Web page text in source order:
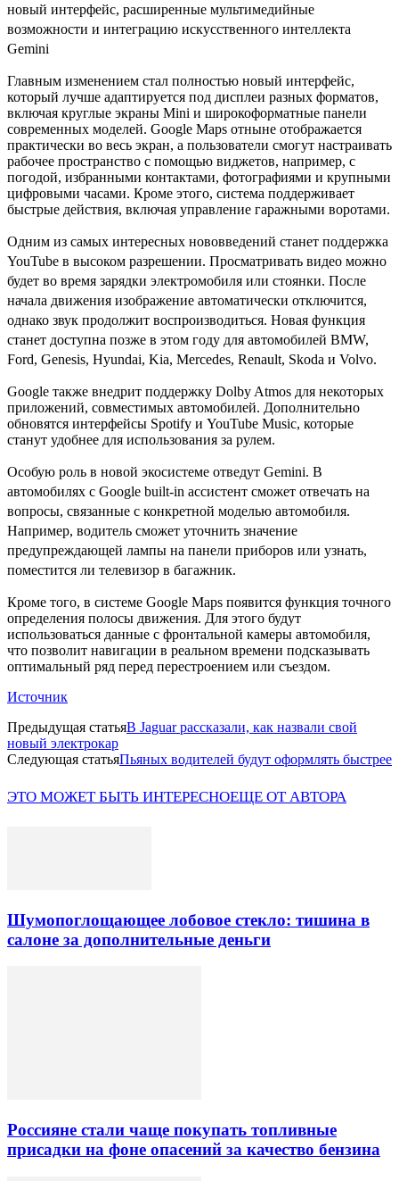
новый интерфейс, расширенные мультимедийные
возможности и интеграцию искусственного интеллекта
Gemini
Главным изменением стал полностью новый интерфейс,
который лучше адаптируется под дисплеи разных форматов,
включая круглые экраны Mini и широкоформатные панели
современных моделей. Google Maps отныне отображается
практически во весь экран, а пользователи смогут настраивать
рабочее пространство с помощью виджетов, например, с
погодой, избранными контактами, фотографиями и крупными
цифровыми часами. Кроме этого, система поддерживает
быстрые действия, включая управление гаражными воротами.
Одним из самых интересных нововведений станет поддержка
YouTube в высоком разрешении. Просматривать видео можно
будет во время зарядки электромобиля или стоянки. После
начала движения изображение автоматически отключится,
однако звук продолжит воспроизводиться. Новая функция
станет доступна позже в этом году для автомобилей BMW,
Ford, Genesis, Hyundai, Kia, Mercedes, Renault, Skoda и Volvo.
Google также внедрит поддержку Dolby Atmos для некоторых
приложений, совместимых автомобилей. Дополнительно
обновятся интерфейсы Spotify и YouTube Music, которые
станут удобнее для использования за рулем.
Особую роль в новой экосистеме отведут Gemini. В
автомобилях с Google built-in ассистент сможет отвечать на
вопросы, связанные с конкретной моделью автомобиля.
Например, водитель сможет уточнить значение
предупреждающей лампы на панели приборов или узнать,
поместится ли телевизор в багажник.
Кроме того, в системе Google Maps появится функция точного
определения полосы движения. Для этого будут
использоваться данные с фронтальной камеры автомобиля,
что позволит навигации в реальном времени подсказывать
оптимальный ряд перед перестроением или съездом.
Источник
Предыдущая статьяВ Jaguar рассказали, как назвали свой
новый электрокар
Следующая статьяПьяных водителей будут оформлять быстрее
ЭТО МОЖЕТ БЫТЬ ИНТЕРЕСНОЕЩЕ ОТ АВТОРА
Шумопоглощающее лобовое стекло: тишина в
салоне за дополнительные деньги
Россияне стали чаще покупать топливные
присадки на фоне опасений за качество бензина